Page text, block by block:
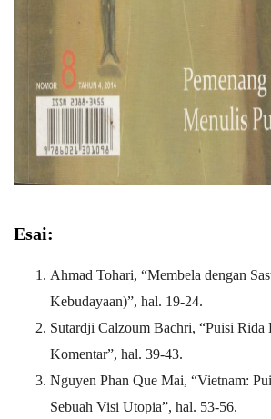
Esai:
Ahmad Tohari, “Membela dengan
Kebudayaan)”, hal. 19-24.
Sutardji Calzoum Bachri, “Puisi
Komentar”, hal. 39-43.
Nguyen Phan Que Mai, “Vietnam:
Sebuah Visi Utopia”, hal. 53-56.